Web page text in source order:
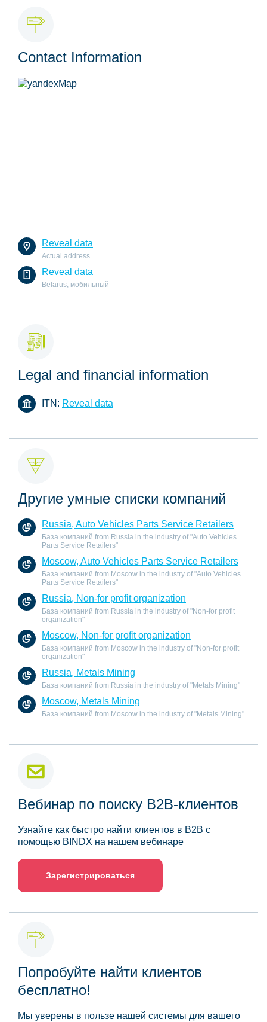
Contact Information
Reveal data
Actual address
Reveal data
Belarus, мобильный
Legal and financial information
ITN: Reveal data
Другие умные списки компаний
Russia, Auto Vehicles Parts Service Retailers
База компаний from Russia in the industry of "Auto Vehicles
Parts Service Retailers"
Moscow, Auto Vehicles Parts Service Retailers
База компаний from Moscow in the industry of "Auto Vehicles
Parts Service Retailers"
Russia, Non-for profit organization
База компаний from Russia in the industry of "Non-for profit
organization"
Moscow, Non-for profit organization
База компаний from Moscow in the industry of "Non-for profit
organization"
Russia, Metals Mining
База компаний from Russia in the industry of "Metals Mining"
Moscow, Metals Mining
База компаний from Moscow in the industry of "Metals Mining"
Вебинар по поиску B2B-клиентов
Узнайте как быстро найти клиентов в B2B с
помощью BINDX на нашем вебинаре
Зарегистрироваться
Попробуйте найти клиентов
бесплатно!
Мы уверены в пользе нашей системы для вашего